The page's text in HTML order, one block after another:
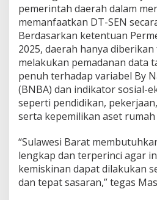
e
p
a
t
S
a
s
a
a
n
pemerintah daerah dalam
memanfaatkan DT-SEN
Berdasarkan ketentuan
2025, daerah hanya
melakukan pemadanan data
penuh terhadap variabel By
(BNBA) dan indikator sosial-
seperti pendidikan,
serta kepemilikan aset
“Sulawesi Barat
lengkap dan terperinci agar
kemiskinan dapat dilakukan
dan tepat sasaran,” tegas